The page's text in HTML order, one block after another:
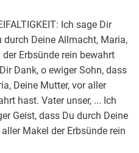
Ich sage Dir
durch Deine Allmacht, Maria,
Erbsünde rein bewahrt
Dank, o ewiger Sohn, dass
Deine Mutter, vor aller
hast. Vater unser, ... Ich
Geist, dass Du durch Deine
Makel der Erbsünde rein